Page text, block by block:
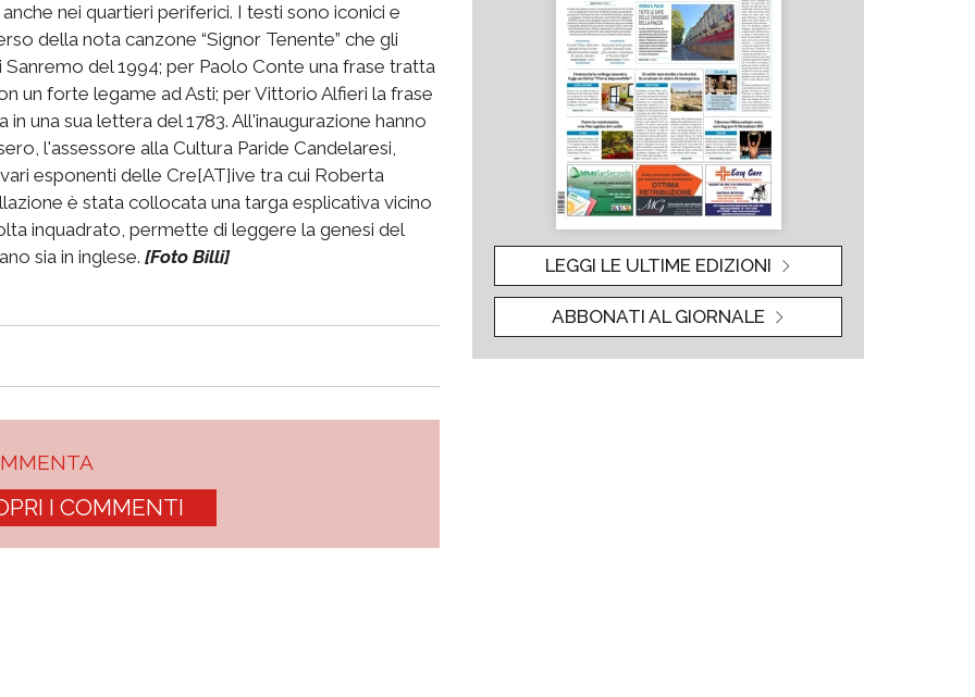
nei quartieri periferici. I testi sono iconici e
della nota canzone “Signor Tenente” che gli
del 1994; per Paolo Conte una frase tratta
un forte legame ad Asti; per Vittorio Alfieri la frase
una sua lettera del 1783. All'inaugurazione hanno
l'assessore alla Cultura Paride Candelaresi,
esponenti delle Cre[AT]ive tra cui Roberta
è stata collocata una targa esplicativa vicino
inquadrato, permette di leggere la genesi del
sia in inglese. [Foto Billi]
I COMMENTI
LEGGI LE ULTIME EDIZIONI
ABBONATI AL GIORNALE